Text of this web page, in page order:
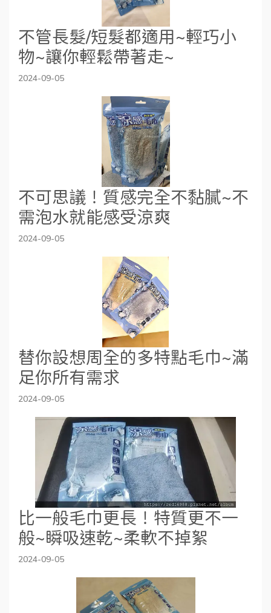
不管長髮/短髮都適用~輕巧小
物~讓你輕鬆帶著走~
2024-09-05
不可思議！質感完全不黏膩~不
需泡水就能感受涼爽
2024-09-05
替你設想周全的多特點毛巾~滿
足你所有需求
2024-09-05
比一般毛巾更長！特質更不一
般~瞬吸速乾~柔軟不掉絮
2024-09-05